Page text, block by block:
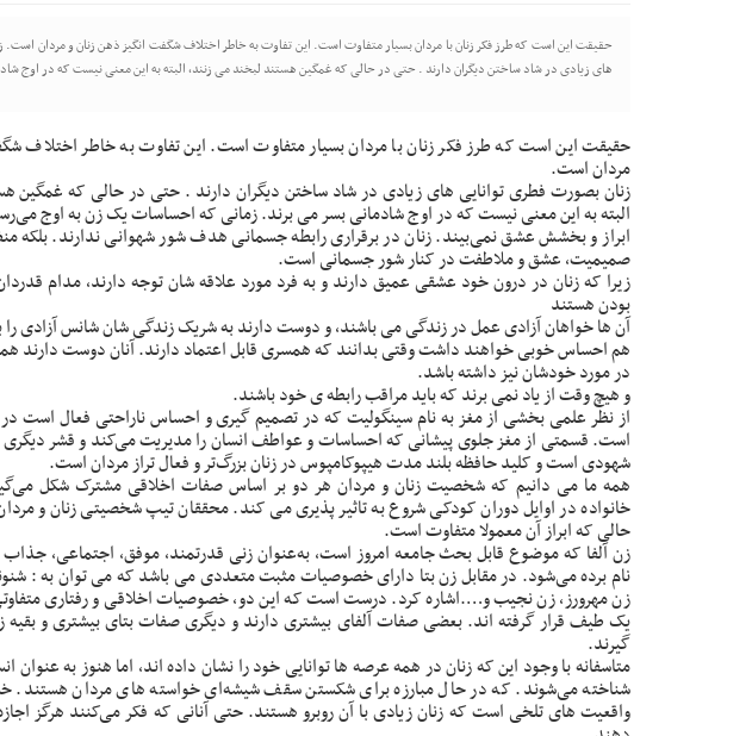
حقیقت این است که طرز فکر زنان با مردان بسیار متفاوت است. این تفاوت به خاطر اختلاف شگفت انگیز ذهن زنان و مردان است.
های زیادی در شاد ساختن دیگران دارند . حتی در حالی که غمگین هستند لبخند می زنند، البته به این معنی نیست که در اوج
حقیقت این است که طرز فکر زنان با مردان بسیار متفاوت است. این تفاوت به خاطر اختلاف
مردان است.
زنان بصورت فطری توانایی های زیادی در شاد ساختن دیگران دارند . حتی در حالی که غمگین
البته به این معنی نیست که در اوج شادمانی بسر می برند. زمانی که احساسات یک زن به اوج
ابراز و بخشش عشق نمی‌بیند. زنان در برقراری رابطه جسمانی هدف شور شهوانی ندارند. بلکه
صمیمیت، عشق و ملاطفت در کنار شور جسمانی است.
زیرا که زنان در درون خود عشقی عمیق دارند و به فرد مورد علاقه شان توجه دارند، مدام
بودن هستند
آن ها خواهان آزادی عمل در زندگی می باشند، و دوست دارند به شریک زندگی شان شانس آزادی
هم احساس خوبی خواهند داشت وقتی بدانند که همسری قابل اعتماد دارند. آنان دوست دارند
در مورد خودشان نیز داشته باشد.
و هیچ وقت از یاد نمی برند که باید مراقب رابطه ی خود باشند.
از نظر علمی بخشی از مغز به نام سینگولیت که در تصمیم گیری و احساس ناراحتی فعال است در
است. قسمتی از مغز جلوی پیشانی که احساسات و عواطف انسان را مدیریت می‌کند و قشر
شهودی است و کلید حافظه بلند مدت هیپوکامپوس در زنان بزرگ‌تر و فعال تراز مردان است.
همه ما می دانیم که شخصیت زنان و مردان هر دو بر اساس صفات اخلاقی مشترک شکل
خانواده در اوایل دوران کودکی شروع به تاثیر پذیری می کند. محققان تیپ شخصیتی زنان و مردان
حالی که ابراز آن معمولا متفاوت است.
زن آلفا که موضوع قابل بحث جامعه امروز است، به‌عنوان زنی قدرتمند، موفق، اجتماعی، جذاب
نام برده می‌شود. در مقابل زن بتا دارای خصوصیات مثبت متعددی می باشد که می توان به :
زن مهرورز، زن نجیب و….اشاره کرد. درست است که این دو، خصوصیات اخلاقی و رفتاری
یک طیف قرار گرفته اند. بعضی صفات آلفای بیشتری دارند و دیگری صفات بتای بیشتری و بقیه
گیرند.
متاسفانه با وجود این که زنان در همه عرصه ها توانایی خود را نشان داده اند، اما هنوز به‌ عنوان
شناخته می‌شوند. که در حال مبارزه برای شکستن سقف شیشه‌ای خواسته های مردان هستند.
واقعیت های تلخی است که زنان زیادی با آن روبرو هستند. حتی آنانی که فکر می‌کنند هرگز